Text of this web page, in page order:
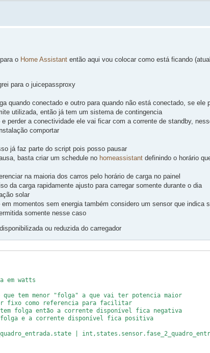
o Home Assistant então aqui vou colocar como está ficando
para o juicepassproxy
quando conectado e outro para quando não está conectado, se ele
utilizada, então já tem um sistema de contingencia
perder a conectividade ele vai ficar com a corrente de standby,
comportar
já faz parte do script pois posso pausar
basta criar um schedule no homeassistant definindo o horário
na maioria dos carros pelo horário de carga no painel
da carga rapidamente ajusto para carregar somente durante o dia
solar
momentos sem energia também considero um sensor que indica
somente nesse caso
ou reduzida do carregador
em watts
que tem menor "folga" a que vai ter potencia maior
fixo como referencia para facilitar
folga então a corrente disponível fica negativa
e a corrente disponível fica positiva
|